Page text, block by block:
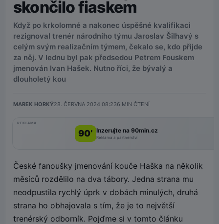
skončilo fiaskem
Když po krkolomné a nakonec úspěšné kvalifikaci
rezignoval trenér národního týmu Jaroslav Šilhavý s
celým svým realizačním týmem, čekalo se, kdo přijde
za něj. V lednu byl pak předsedou Petrem Fouskem
jmenován Ivan Hašek. Nutno říci, že bývalý a
dlouholetý kou
MAREK HORKÝ28. ČERVNA 2024 08:236 MIN ČTENÍ
REKLAMA
90’ Inzerujte na 90min.cz
Reklama a partnerství
České fanoušky jmenování kouče Haška na několik
měsíců rozdělilo na dva tábory. Jedna strana mu
neodpustila rychlý úprk v dobách minulých, druhá
strana ho obhajovala s tím, že je to největší
trenérský odborník. Pojďme si v tomto článku